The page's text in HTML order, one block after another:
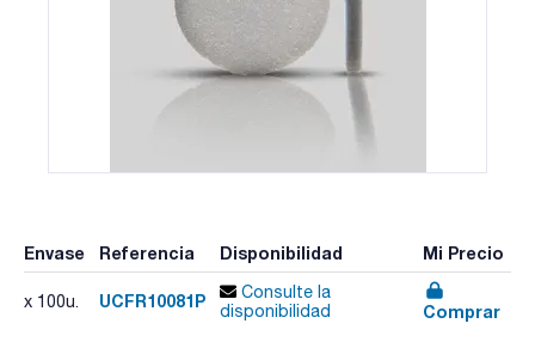
Envase Referencia Disponibilidad Mi Precio
x 100u. UCFR10081P
Consulte la
disponibilidad
Comprar